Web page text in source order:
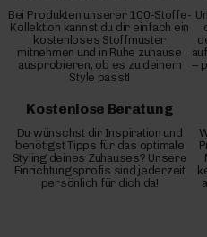
Bei Produkten unserer 100-Stoffe-
Kollektion kannst du dir einfach ein
kostenloses Stoffmuster
mitnehmen und in Ruhe zuhause
ausprobieren, ob es zu deinem
Style passt!
–
Kostenlose Beratung
Du wünschst dir Inspiration und
benötigst Tipps für das optimale
Styling deines Zuhauses? Unsere
Einrichtungsprofis sind jederzeit
persönlich für dich da!